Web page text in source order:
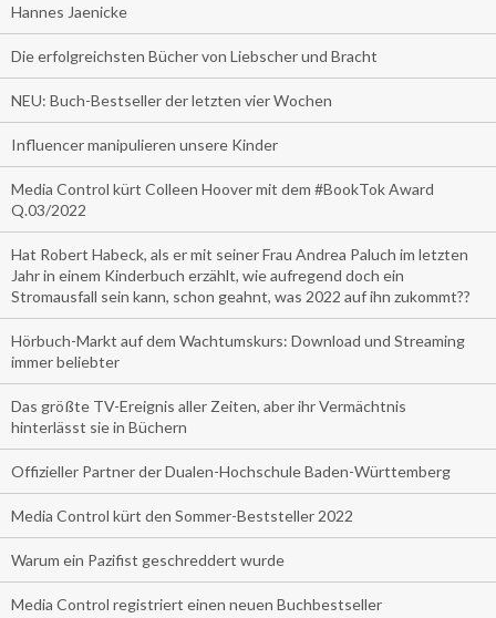
Hannes Jaenicke
Die erfolgreichsten Bücher von Liebscher und Bracht
NEU: Buch-Bestseller der letzten vier Wochen
Influencer manipulieren unsere Kinder
Media Control kürt Colleen Hoover mit dem #BookTok Award
Q.03/2022
Hat Robert Habeck, als er mit seiner Frau Andrea Paluch im letzten
Jahr in einem Kinderbuch erzählt, wie aufregend doch ein
Stromausfall sein kann, schon geahnt, was 2022 auf ihn zukommt??
Hörbuch-Markt auf dem Wachtumskurs: Download und Streaming
immer beliebter
Das größte TV-Ereignis aller Zeiten, aber ihr Vermächtnis
hinterlässt sie in Büchern
Offizieller Partner der Dualen-Hochschule Baden-Württemberg
Media Control kürt den Sommer-Beststeller 2022
Warum ein Pazifist geschreddert wurde
Media Control registriert einen neuen Buchbestseller